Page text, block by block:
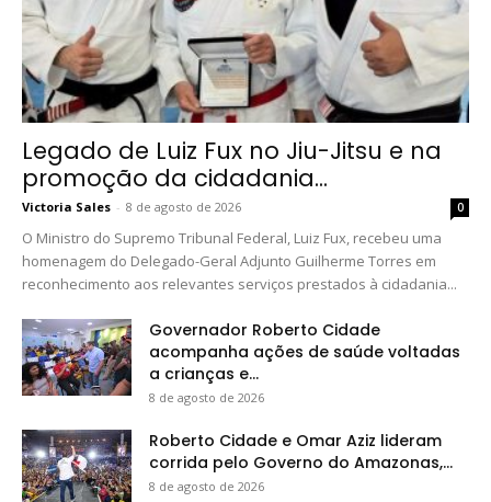
Legado de Luiz Fux no Jiu-Jitsu e na
promoção da cidadania...
Victoria Sales - 8 de agosto de 2026 0
O Ministro do Supremo Tribunal Federal, Luiz Fux, recebeu uma
homenagem do Delegado-Geral Adjunto Guilherme Torres em
reconhecimento aos relevantes serviços prestados à cidadania...
Governador Roberto Cidade
acompanha ações de saúde voltadas
a crianças e...
8 de agosto de 2026
Roberto Cidade e Omar Aziz lideram
corrida pelo Governo do Amazonas,...
8 de agosto de 2026